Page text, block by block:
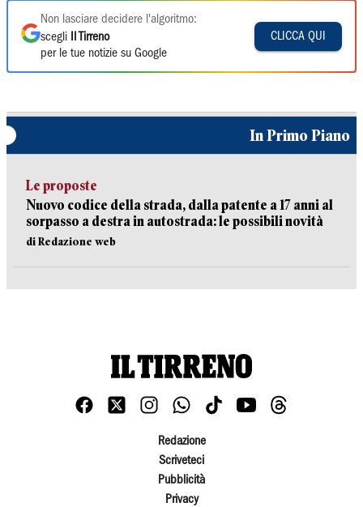
Non lasciare decidere l'algoritmo:
scegli
Il Tirreno
per le tue notizie su Google
CLICCA QUI
In Primo Piano
Le proposte
Nuovo codice della strada, dalla patente a 17 anni al
sorpasso a destra in autostrada: le possibili novità
di Redazione web
Redazione
Scriveteci
Pubblicità
Privacy